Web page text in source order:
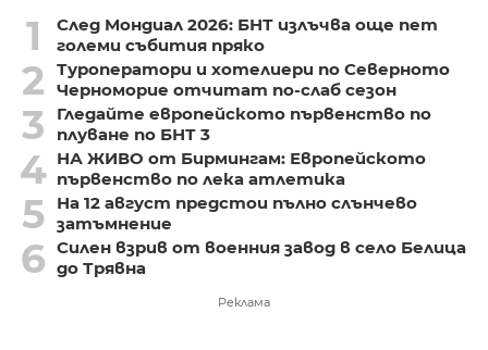
1
След Мондиал 2026: БНТ излъчва още пет
големи събития пряко
2
Туроператори и хотелиери по Северното
Черноморие отчитат по-слаб сезон
3
Гледайте европейското първенство по
плуване по БНТ 3
4 НА ЖИВО от Бирмингам: Европейското
първенство по лека атлетика
5
На 12 август предстои пълно слънчево
затъмнение
6 Силен взрив от военния завод в село Белица
до Трявна
Реклама